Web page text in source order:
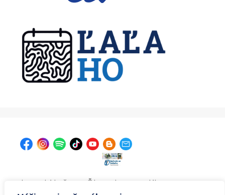
| Krajská knižnica v Žiline, Ul. A. Bernoláka 47, 011 77